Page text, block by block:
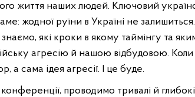
життя наших людей. Ключовий
жодної руїни в Україні не
які кроки в якому таймінгу та
агресію й нашою відбудовою. Коли
а сама ідея агресії. І це буде.
проводимо тривалі й глибокі